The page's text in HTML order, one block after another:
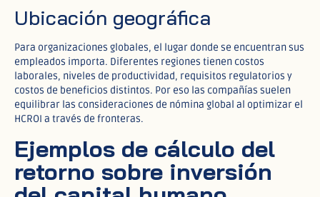
Ubicación geográfica
Para organizaciones globales, el lugar donde se encuentran sus
empleados importa. Diferentes regiones tienen costos
laborales, niveles de productividad, requisitos regulatorios y
costos de beneficios distintos. Por eso las compañías suelen
equilibrar las consideraciones de nómina global al optimizar el
HCROI a través de fronteras.
Ejemplos de cálculo del
retorno sobre inversión